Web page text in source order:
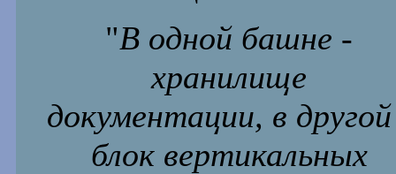
"В одной башне -
хранилище
документации, в
блок вертикальных